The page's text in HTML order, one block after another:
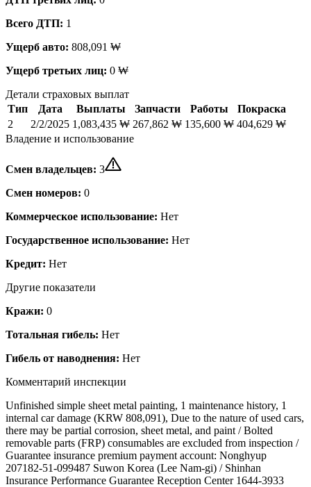
Всего ДТП: 1
Ущерб авто: 808,091 ₩
Ущерб третьих лиц: 0 ₩
Детали страховых выплат
Тип
Дата Выплаты Запчасти Работы
Покраска
2
2/2/2025 1,083,435 ₩ 267,862 ₩ 135,600 ₩ 404,629 ₩
Владение и использование
Смен владельцев: 3
Смен номеров: 0
Коммерческое использование: Нет
Государственное использование: Нет
Кредит: Нет
Другие показатели
Кражи: 0
Тотальная гибель: Нет
Гибель от наводнения: Нет
Комментарий инспекции
Unfinished simple sheet metal painting, 1 maintenance history, 1
internal car damage (KRW 808,091), Due to the nature of used cars,
there may be partial corrosion, sheet metal, and paint / Bolted
removable parts (FRP) consumables are excluded from inspection /
Guarantee insurance premium payment account: Nonghyup
207182-51-099487 Suwon Korea (Lee Nam-gi) / Shinhan
Insurance Performance Guarantee Reception Center 1644-3933